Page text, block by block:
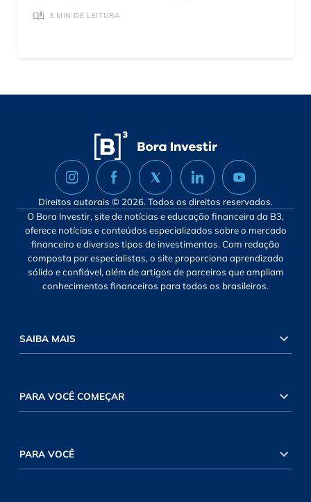
3 MIN DE LEITURA
Direitos autorais © 2026. Todos os direitos reservados.
O Bora Investir, site de notícias e educação financeira da B3,
oferece notícias e conteúdos especializados sobre o mercado
financeiro e diversos tipos de investimentos. Com redação
composta por especialistas, o site proporciona aprendizado
sólido e confiável, além de artigos de parceiros que ampliam
conhecimentos financeiros para todos os brasileiros.
SAIBA MAIS
PARA VOCÊ COMEÇAR
PARA VOCÊ